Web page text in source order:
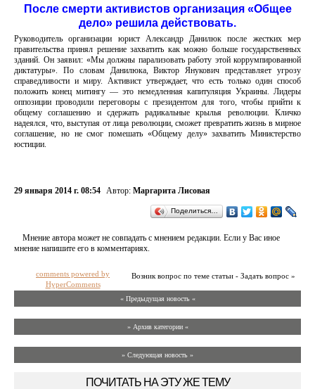
После смерти активистов организация «Общее
дело» решила действовать.
Руководитель организации юрист Александр Данилюк после жестких мер
правительства принял решение захватить как можно больше государственных
зданий. Он заявил: «Мы должны парализовать работу этой коррумпированной
диктатуры». По словам Данилюка, Виктор Янукович представляет угрозу
справедливости и миру. Активист утверждает, что есть только один способ
положить конец митингу — это немедленная капитуляция Украины. Лидеры
оппозиции проводили переговоры с президентом для того, чтобы прийти к
общему соглашению и сдержать радикальные крылья революции. Кличко
надеялся, что, выступая от лица революции, сможет превратить жизнь в мирное
соглашение, но не смог помешать «Общему делу» захватить Министерство
юстиции.
29 января 2014 г. 08:54 Автор: Маргарита Лисовая
Поделиться…
Мнение автора может не совпадать с мнением редакции. Если у Вас иное
мнение напишите его в комментариях.
Возник вопрос по теме статьи - Задать вопрос »
comments powered by
HyperComments
« Предыдущая новость «
» Архив категории «
» Следующая новость »
ПОЧИТАТЬ НА ЭТУ ЖЕ ТЕМУ